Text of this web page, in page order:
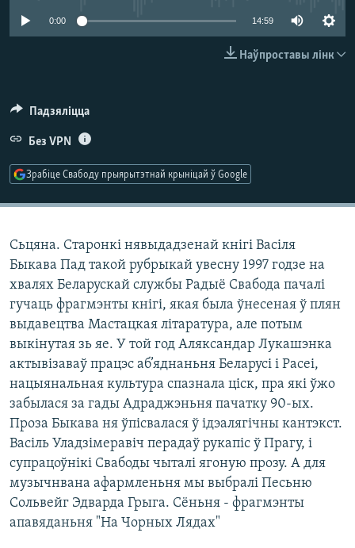
КАЛЯНДАР
НА ХВАЛЯХ СВАБОДЫ
0:00 14:59
Наўпроставы лінк
Падзяліцца
Без VPN
Зрабіце Свабоду прыярытэтнай крыніцай ў Google
Сьцяна. Старонкі нявыдадзенай кнігі Васіля
Быкава Пад такой рубрыкай увесну 1997 годзе на
хвалях Беларускай службы Радыё Свабода пачалі
гучаць фрагмэнты кнігі, якая была ўнесеная ў плян
выдавецтва Мастацкая літаратура, але потым
выкінутая зь яе. У той год Аляксандар Лукашэнка
актывізаваў працэс аб’яднаньня Беларусі і Расеі,
нацыянальная культура спазнала ціск, пра які ўжо
забылася за гады Адраджэньня пачатку 90-ых.
Проза Быкава ня ўпісвалася ў ідэалягічны кантэкст.
Васіль Уладзімеравіч перадаў рукапіс ў Прагу, і
супрацоўнікі Свабоды чыталі ягоную прозу. А для
музычнвана афармленьня мы выбралі Песьню
Сольвейг Эдварда Грыга. Сёньня - фрагмэнты
апавяданьня "На Чорных Лядах"